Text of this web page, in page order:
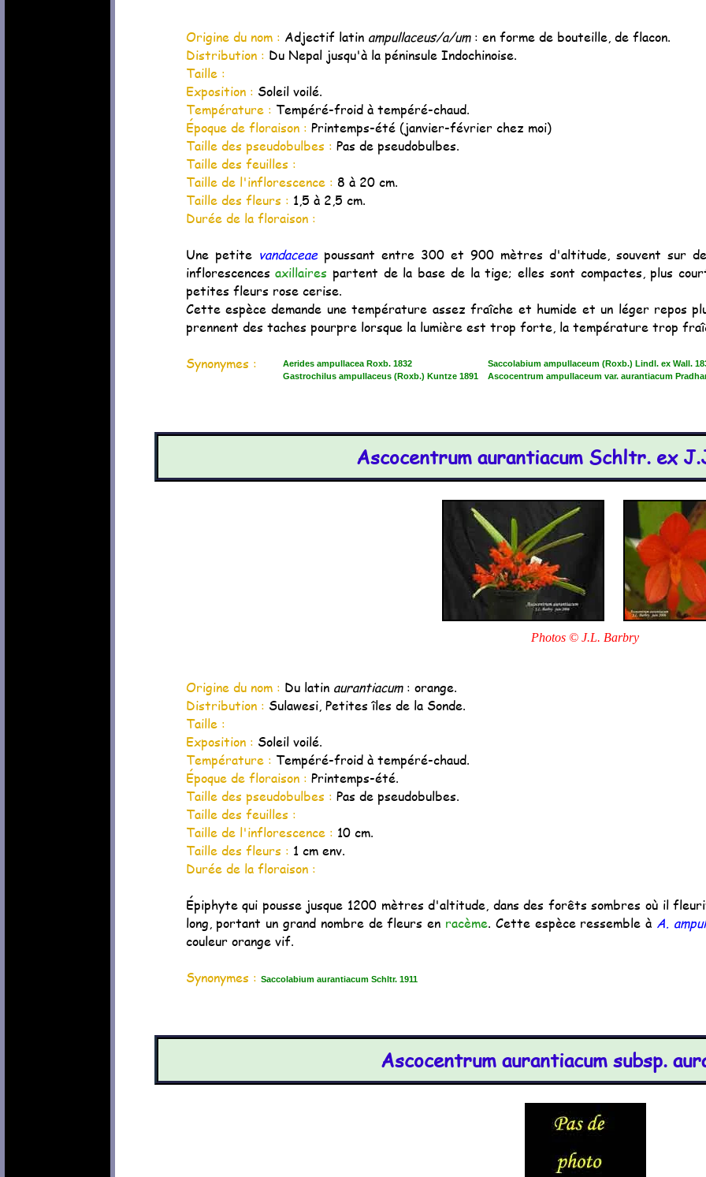
Origine du nom : Adjectif latin ampullaceus/a/um: en forme de bouteille, de flacon.
Distribution : Du Nepal jusqu'à la péninsule Indochinoise.
Taille :
Exposition : Soleil voilé.
Température : Tempéré-froid à tempéré-chaud.
Époque de floraison : Printemps-été (janvier-février chez moi)
Taille des pseudobulbes : Pas de pseudobulbes.
Taille des feuilles :
Taille de l'inflorescence : 8 à 20 cm.
Taille des fleurs : 1,5 à 2,5 cm.
Durée de la floraison :
Une petite vandaceaepoussant entre 300 et 900 mètres d'altitude, souvent sur
inflorescencesaxillaires partent de la base de la tige; elles sont compactes, plus
petites fleurs rose cerise.
Cette espèce demande une température assez fraîche et humide et un léger repos
prennent des taches pourpre lorsque la lumière est trop forte, la température trop
Synonymes :
Aerides ampullacea Roxb. 1832
Saccolabium ampullaceum (Roxb.) Lindl. ex Wall.
Gastrochilus ampullaceus (Roxb.) Kuntze 1891
Ascocentrum ampullaceum var. aurantiacum
Ascocentrum aurantiacum Schltr. ex
Photos © J.L. Barbry
Origine du nom : Du latin aurantiacum: orange.
Distribution : Sulawesi, Petites îles de la Sonde.
Taille :
Exposition : Soleil voilé.
Température : Tempéré-froid à tempéré-chaud.
Époque de floraison : Printemps-été.
Taille des pseudobulbes : Pas de pseudobulbes.
Taille des feuilles :
Taille de l'inflorescence : 10 cm.
Taille des fleurs : 1 cm env.
Durée de la floraison :
Épiphyte qui pousse jusque 1200 mètres d'altitude, dans des forêts sombres où il
long, portant un grand nombre de fleurs en racème. Cette espèce ressemble à A.
couleur orange vif.
Synonymes : Saccolabium aurantiacum Schltr. 1911
Ascocentrum aurantiacum subsp.